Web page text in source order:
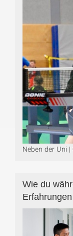
Neben der Uni |
Wie du